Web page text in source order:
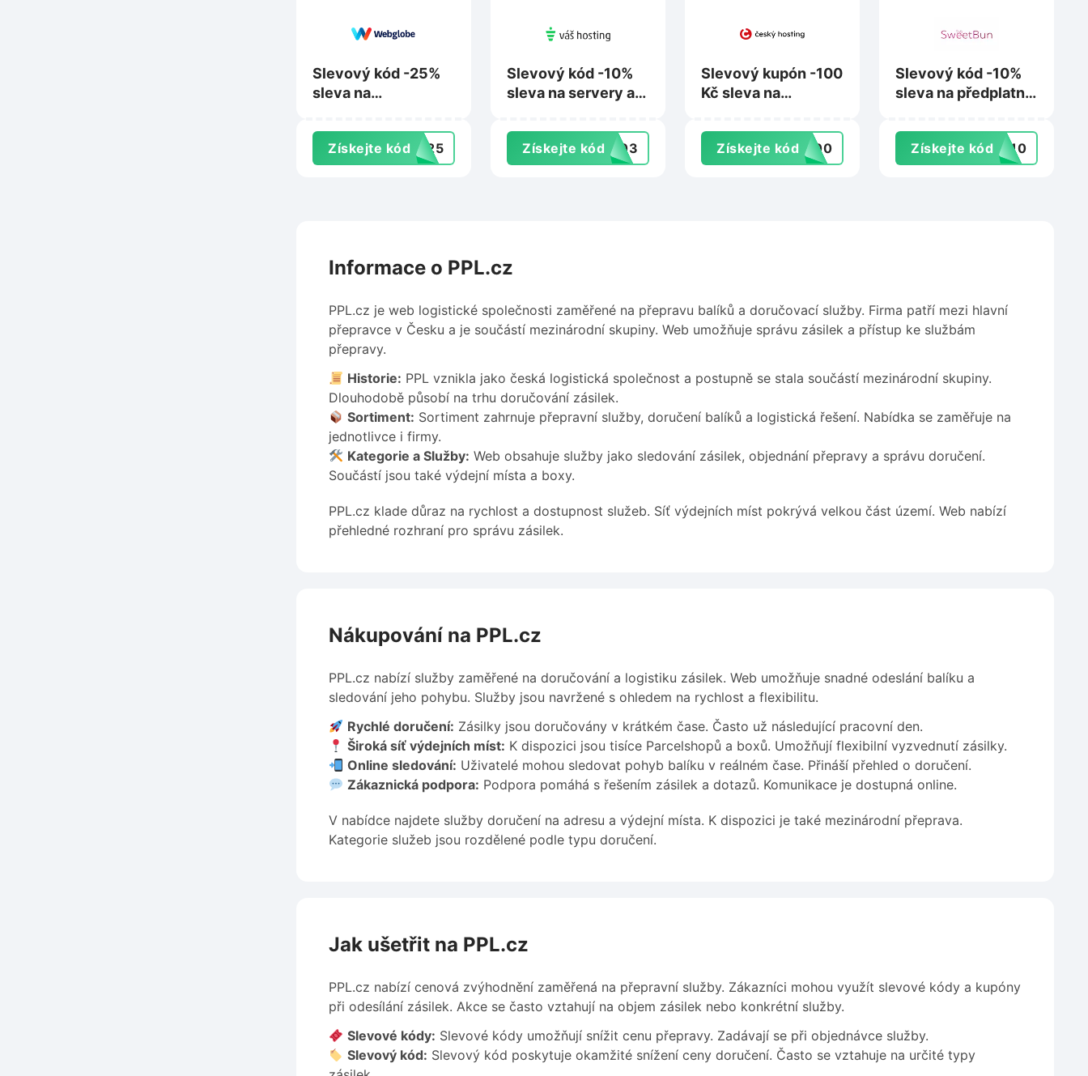
Slevový kód -25%
sleva na
Webglobe.cz
Získejte kódNG25
Slevový kód -10%
sleva na servery a
hosting.cz
Získejte kód2303
Slevový kupón -100
Kč sleva na
PositiveSSL DV na
Cesky-hosting.cz
Získejte kódE100
Slevový kód -10%
sleva na předplatné
Získejte kódET10
Informace o PPL.cz
PPL.cz je web logistické společnosti zaměřené na přepravu balíků a doručovací služby. Firma patří mezi hlavní
přepravce v Česku a je součástí mezinárodní skupiny. Web umožňuje správu zásilek a přístup ke službám
přepravy.
Historie: PPL vznikla jako česká logistická společnost a postupně se stala součástí mezinárodní skupiny.
Dlouhodobě působí na trhu doručování zásilek.
Sortiment: Sortiment zahrnuje přepravní služby, doručení balíků a logistická řešení. Nabídka se zaměřuje na
jednotlivce i firmy.
Kategorie a Služby: Web obsahuje služby jako sledování zásilek, objednání přepravy a správu doručení.
Součástí jsou také výdejní místa a boxy.
PPL.cz klade důraz na rychlost a dostupnost služeb. Síť výdejních míst pokrývá velkou část území. Web nabízí
přehledné rozhraní pro správu zásilek.
Nákupování na PPL.cz
PPL.cz nabízí služby zaměřené na doručování a logistiku zásilek. Web umožňuje snadné odeslání balíku a
sledování jeho pohybu. Služby jsou navržené s ohledem na rychlost a flexibilitu.
Rychlé doručení: Zásilky jsou doručovány v krátkém čase. Často už následující pracovní den.
Široká síť výdejních míst: K dispozici jsou tisíce Parcelshopů a boxů. Umožňují flexibilní vyzvednutí zásilky.
Online sledování: Uživatelé mohou sledovat pohyb balíku v reálném čase. Přináší přehled o doručení.
Zákaznická podpora: Podpora pomáhá s řešením zásilek a dotazů. Komunikace je dostupná online.
V nabídce najdete služby doručení na adresu a výdejní místa. K dispozici je také mezinárodní přeprava.
Kategorie služeb jsou rozdělené podle typu doručení.
Jak ušetřit na PPL.cz
PPL.cz nabízí cenová zvýhodnění zaměřená na přepravní služby. Zákazníci mohou využít slevové kódy a kupóny
při odesílání zásilek. Akce se často vztahují na objem zásilek nebo konkrétní služby.
Slevové kódy: Slevové kódy umožňují snížit cenu přepravy. Zadávají se při objednávce služby.
Slevový kód: Slevový kód poskytuje okamžité snížení ceny doručení. Často se vztahuje na určité typy